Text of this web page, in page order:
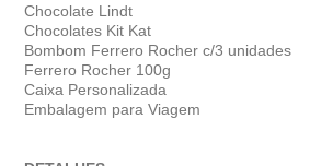
Chocolate Lindt
Chocolates Kit Kat
Bombom Ferrero Rocher c/3 unidades
Ferrero Rocher 100g
Caixa Personalizada
Embalagem para Viagem